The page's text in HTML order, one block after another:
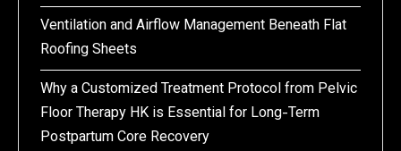
Ventilation and Airflow Management Beneath Flat
Roofing Sheets
Why a Customized Treatment Protocol from Pelvic
Floor Therapy HK is Essential for Long-Term
Postpartum Core Recovery